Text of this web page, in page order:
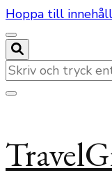
Hoppa till innehåll
Letar
du
efter